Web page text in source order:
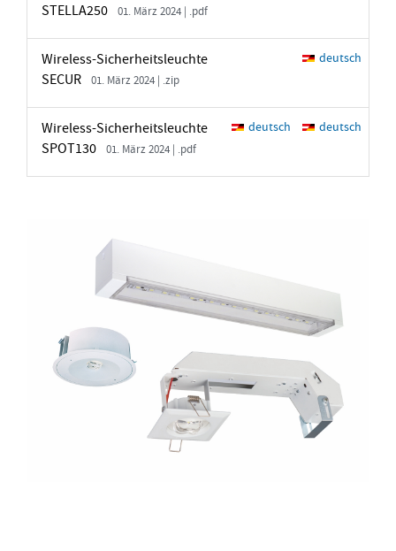
STELLA250
01. März 2024 | .pdf
Wireless-Sicherheitsleuchte
SECUR
01. März 2024 | .zip
deutsch
Wireless-Sicherheitsleuchte
SPOT130
01. März 2024 | .pdf
deutsch deutsch